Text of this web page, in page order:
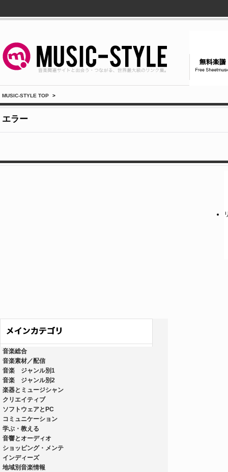
MUSIC-STYLE TOP >
エラー
音楽総合
音楽素材／配信
音楽 ジャンル別1
音楽 ジャンル別2
楽器とミュージシャン
クリエイティブ
ソフトウェアとPC
コミュニケーション
学ぶ・教える
音響とオーディオ
ショッピング・メンテ
インディーズ
地域別音楽情報